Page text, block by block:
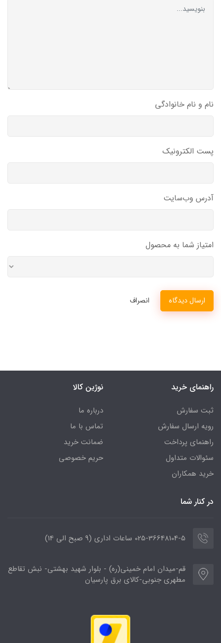
نام و نام خانوادگی
پست الکترونیک
آدرس وب‌سایت
امتیاز شما به محصول
ارسال دیدگاه انصراف
راهنمای خرید
ثبت سفارش
رویه ارسال سفارش
راهنمای پرداخت
سئوالات متداول
خرید همکاران
نوژین کالا
درباره ما
تماس با ما
ضمانت خرید
حریم خصوصی
در کنار شما
025-36648104-5 ساعات اداری (9 صبح الی 14)
قم-میدان امام خمینی(ره) - بلوار شهید بهشتی- نبش تقاطع
مطهری جنوبی-کالای برق پارسیان